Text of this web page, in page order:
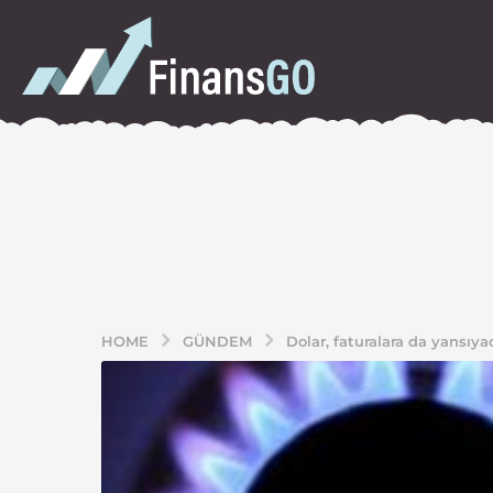
HOME GÜNDEM Dolar, faturalara da